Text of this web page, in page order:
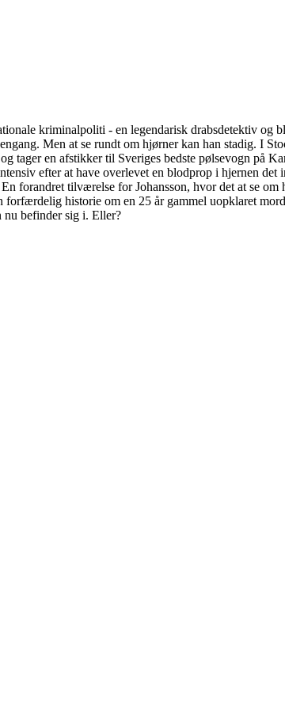
kriminalpoliti - en legendarisk drabsdetektiv og
Men at se rundt om hjørner kan han stadig. I
tager en afstikker til Sveriges bedste pølsevogn på
efter at have overlevet en blodprop i hjernen
forandret tilværelse for Johansson, hvor det at se
historie om en 25 år gammel uopklaret
nu befinder sig i. Eller?